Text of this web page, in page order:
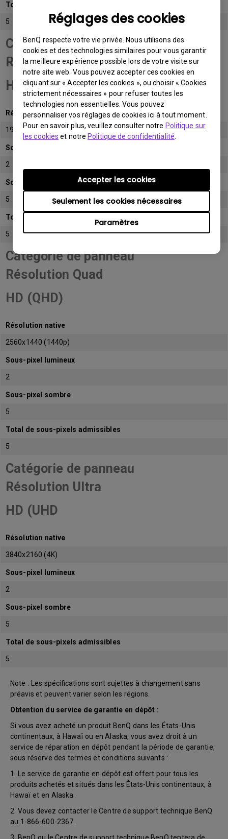
Réglages des cookies
BenQ respecte votre vie privée. Nous utilisons des
cookies et des technologies similaires pour vous garantir
la meilleure expérience possible lors de votre visite sur
notre site web. Vous pouvez accepter ces cookies en
cliquant sur « Accepter les cookies », ou choisir « Cookies
strictement nécessaires » pour refuser toutes les
technologies non essentielles. Vous pouvez
personnaliser vos réglages de cookies ici à tout moment.
Pour en savoir plus, veuillez consulter notre Politique sur
les cookies et notrePolitique de confidentialité
Paramètres
Seulement les cookies nécessaires
Accepter les cookies
Total de sous-pixels admissibles
5
Catégorie de panneau
Résolution Full
HD (FHD)
Résolution native
1920x1080 (1080p)
Sous-pixel lumineux
2
Sous-pixel sombre
5
Total de sous-pixels admissibles
5
Catégorie de panneau
Résolution Quad
HD (QHD)
Résolution native
2560x1440 (1440p)
Sous-pixel lumineux
2
Sous-pixel sombre
5
Total de sous-pixels admissibles
5
Catégorie de panneau
Résolution Ultra
HD (UHD
Résolution native
3840x2160 (4K)
Sous-pixel lumineux
2
Sous-pixel sombre
5
Total de sous-pixels admissibles
5
Note : Les spécifications sont sujettes à changement sans
préavis et peuvent varier selon les régions.
Obtention du service de garantie en dépôt :
Si vous avez acheté un produit BenQ dans les États-Unis
continentaux, à Hawaï ou en Alaska, vous avez droit à un
service de réparation en dépôt pendant la période de garantie,
sous réserve des termes et conditions suivants :
1. Le service de garantie en dépôt est offert pour tous les
produits achetés et situés dans les États-Unis continentaux, à
Hawaï et en Alaska.
2. Vous devez contacter le Centre de support technique BenQ
au 1-866-600-2367.